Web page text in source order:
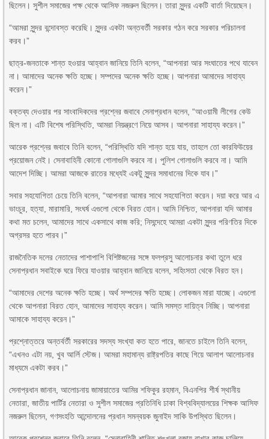
ছিলেন। সুশীল সমাজের পক্ষ থেকে আসিফ নজরুল ছিলেন। তারা সুন্দর একটি বার্তা দিয়েছেন।
“আমরা সুন্দর বন্দোবস্ত করেছি। সুন্দর একটা অন্তবর্তী সরকার গঠন করে সরকার পরিচালনা
করব।”
ছাত্র-জনতাকে শান্ত হওয়ার আহ্বান জানিয়ে তিনি বলেন, “আপনারা আর সংঘাতের পথে যাবেন
না। আমাদের অনেক ক্ষতি হচ্ছে। সম্পদের অনেক ক্ষতি হচ্ছে। আপনারা আমাদের সাহায্য
করেন।”
বক্তব্য দেওয়ার পর সাংবাদিকদের প্রশ্নের জবাবে সেনাপ্রধান বলেন, “আওয়ামী লীগের কেউ
ছিল না। এটি বিশেষ পরিস্থিতি, আমরা নিয়ন্ত্রণে নিয়ে আসব। আপনারা সাহায্য করেন।”
আরেক প্রশ্নের জবাবে তিনি বলেন, “পরিস্থিতি যদি শান্ত হয়ে যায়, তাহলে তো কারফিউয়ের
প্রয়োজন নেই। সেনাবাহিনী কোনো গোলাগুলি করবে না। পুলিশ গোলাগুলি করবে না। আমি
আদেশ দিচ্ছি। আমরা আজকে রাতের মধ্যেই একটু সুন্দর সমাধানের দিকে যাব।”
সবার সহযোগিতা চেয়ে তিনি বলেন, “আপনারা আমার সাথে সহযোগিতা করেন। দয়া করে আর এ
ভাংচুর, হত্যা, মারামারি, সংঘর্ষ এগুলো থেকে বিরত হোন। আমি নিশ্চিত, আপনারা যদি আমার
কথা মত চলেন, আমাদের সাথে একসাথে কাজ করি; নিসন্দেহে আমরা একটা সুন্দর পরিণতির দিকে
অগ্রসর হতে পারব।”
রাজনৈতিক দলের নেতাদের পাশাপাশি বিশিষ্টজনের সঙ্গে ফলপ্রসু আলোচনার কথা তুলে ধরে
সেনাপ্রধান সবাইকে ঘরে ফিরে যাওয়ার আহ্বান জানিয়ে বলেন, সহিংসতা থেকে বিরত হন।
“আমাদের দেশের অনেক ক্ষতি হচ্ছে। অর্থ সম্পদের ক্ষতি হচ্ছে। লোকজন মারা যাচ্ছে। এগুলো
থেকে আপনারা বিরত হোন, আমাদের সাহায্য করেন। আমি সমস্ত দায়িত্ব নিচ্ছি। আপনারা
আমাকে সাহায্য করেন।”
প্রশ্নোত্তরে অন্তর্বর্তী সরকারের সদস্য সংখ্যা কত হতে পারে, জানতে চাইলে তিনি বলেন,
“এখনও এটা নয়, খুব আর্লি স্টেজ। আমরা মহামান্য রাষ্ট্রপতির কাছে গিয়ে আলাপ আলোচনার
মাধ্যমে একটা করব।”
সেনাপ্রধান জানান, আলোচনায় জামায়াতের আমির শফিকুর রহমান, বিএনপির শীর্ষ স্থানীয়
নেতারা, জাতীয় পার্টির নেতারা ও সুশীল সমাজের প্রতিনিধি ঢাকা বিশ্ববিদ্যালয়ের শিক্ষক আসিফ
নজরুল ছিলেন, গণসংহতি আন্দোলনের প্রধান সমন্বয়ক জুনাইদ সাকি উপস্থিত ছিলেন।